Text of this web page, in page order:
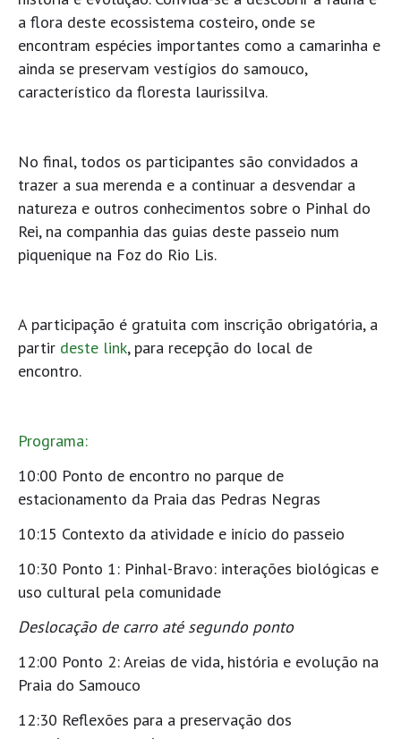
a flora deste ecossistema costeiro, onde se
encontram espécies importantes como a camarinha e
ainda se preservam vestígios do samouco,
característico da floresta laurissilva.
No final, todos os participantes são convidados a
trazer a sua merenda e a continuar a desvendar a
natureza e outros conhecimentos sobre o Pinhal do
Rei, na companhia das guias deste passeio num
piquenique na Foz do Rio Lis.
A participação é gratuita com inscrição obrigatória, a
partir deste link, para recepção do local de
encontro.
Programa:
10:00 Ponto de encontro no parque de
estacionamento da Praia das Pedras Negras
10:15 Contexto da atividade e início do passeio
10:30 Ponto 1: Pinhal-Bravo: interações biológicas e
uso cultural pela comunidade
Deslocação de carro até segundo ponto
12:00 Ponto 2: Areias de vida, história e evolução na
Praia do Samouco
12:30 Reflexões para a preservação dos